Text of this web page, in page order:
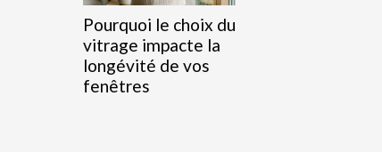
Pourquoi le choix du
vitrage impacte la
longévité de vos
fenêtres